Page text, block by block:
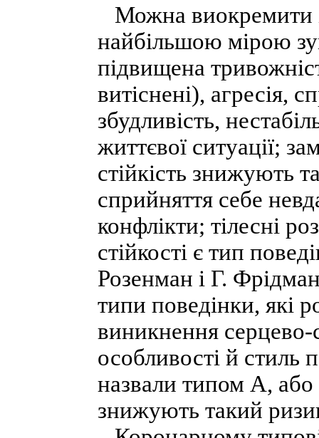
Можна виокремити
найбільшою мірою
підвищена
витіснені), агресія,
збудливість,
життєвої ситуації;
стійкість знижують
сприйняття себе
конфлікти; тілесні
стійкості є тип
Розенман і Г.
типи поведінки, які
виникнення серцево-
особливості й стиль
назвали типом А,
знижують такий